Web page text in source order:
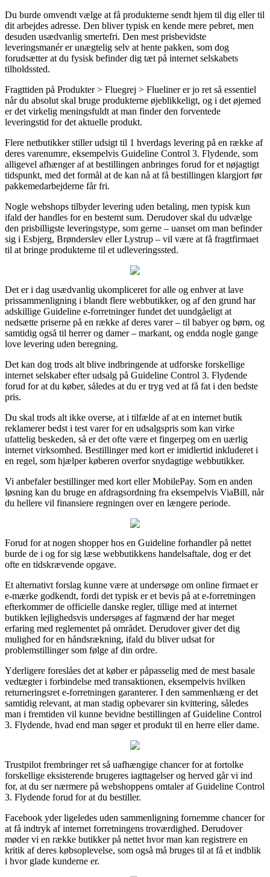
Du burde omvendt vælge at få produkterne sendt hjem til dig eller til
dit arbejdes adresse. Den bliver typisk en kende mere pebret, men
desuden usædvanlig smertefri. Den mest prisbevidste
leveringsmanér er unægtelig selv at hente pakken, som dog
forudsætter at du fysisk befinder dig tæt på internet selskabets
tilholdssted.
Fragttiden på Produkter > Fluegrej > Flueliner er jo ret så essentiel
når du absolut skal bruge produkterne øjeblikkeligt, og i det øjemed
er det virkelig meningsfuldt at man finder den forventede
leveringstid for det aktuelle produkt.
Flere netbutikker stiller udsigt til 1 hverdags levering på en række af
deres varenumre, eksempelvis Guideline Control 3. Flydende, som
alligevel afhænger af at bestillingen anbringes forud for et nøjagtigt
tidspunkt, med det formål at de kan nå at få bestillingen klargjort før
pakkemedarbejderne får fri.
Nogle webshops tilbyder levering uden betaling, men typisk kun
ifald der handles for en bestemt sum. Derudover skal du udvælge
den prisbilligste leveringstype, som gerne – uanset om man befinder
sig i Esbjerg, Brønderslev eller Lystrup – vil være at få fragtfirmaet
til at bringe produkterne til et udleveringssted.
Det er i dag usædvanlig ukompliceret for alle og enhver at lave
prissammenligning i blandt flere webbutikker, og af den grund har
adskillige Guideline e-forretninger fundet det uundgåeligt at
nedsætte priserne på en række af deres varer – til babyer og børn, og
samtidig også til herrer og damer – markant, og endda nogle gange
love levering uden beregning.
Det kan dog trods alt blive indbringende at udforske forskellige
internet selskaber efter udsalg på Guideline Control 3. Flydende
forud for at du køber, således at du er tryg ved at få fat i den bedste
pris.
Du skal trods alt ikke overse, at i tilfælde af at en internet butik
reklamerer bedst i test varer for en udsalgspris som kan virke
ufattelig beskeden, så er det ofte være et fingerpeg om en uærlig
internet virksomhed. Bestillinger med kort er imidlertid inkluderet i
en regel, som hjælper køberen overfor snydagtige webbutikker.
Vi anbefaler bestillinger med kort eller MobilePay. Som en anden
løsning kan du bruge en afdragsordning fra eksempelvis ViaBill, når
du hellere vil finansiere regningen over en længere periode.
Forud for at nogen shopper hos en Guideline forhandler på nettet
burde de i og for sig læse webbutikkens handelsaftale, dog er det
ofte en tidskrævende opgave.
Et alternativt forslag kunne være at undersøge om online firmaet er
e-mærke godkendt, fordi det typisk er et bevis på at e-forretningen
efterkommer de officielle danske regler, tillige med at internet
butikken lejlighedsvis undersøges af fagmænd der har meget
erfaring med reglementet på området. Derudover giver det dig
mulighed for en håndsrækning, ifald du bliver udsat for
problemstillinger som følge af din ordre.
Yderligere foreslåes det at køber er påpasselig med de mest basale
vedtægter i forbindelse med transaktionen, eksempelvis hvilken
returneringsret e-forretningen garanterer. I den sammenhæng er det
samtidig relevant, at man stadig opbevarer sin kvittering, således
man i fremtiden vil kunne bevidne bestillingen af Guideline Control
3. Flydende, hvad end man søger et produkt til en herre eller dame.
Trustpilot frembringer ret så uafhængige chancer for at fortolke
forskellige eksisterende brugeres iagttagelser og herved går vi ind
for, at du ser nærmere på webshoppens omtaler af Guideline Control
3. Flydende forud for at du bestiller.
Facebook yder ligeledes uden sammenligning fornemme chancer for
at få indtryk af internet forretningens troværdighed. Derudover
møder vi en række butikker på nettet hvor man kan registrere en
kritik af deres købsoplevelse, som også må bruges til at få et indblik
i hvor glade kunderne er.